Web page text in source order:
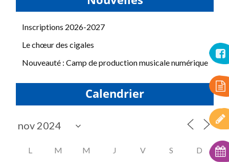
Inscriptions 2026-2027
Le chœur des cigales
Nouveauté : Camp de production musicale numérique
Calendrier
L M M J V S D